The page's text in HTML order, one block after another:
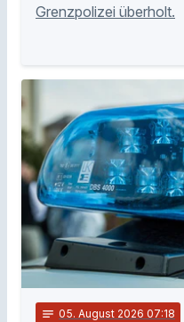
Grenzpolizei überholt.
notes 05. August 2026 07:18